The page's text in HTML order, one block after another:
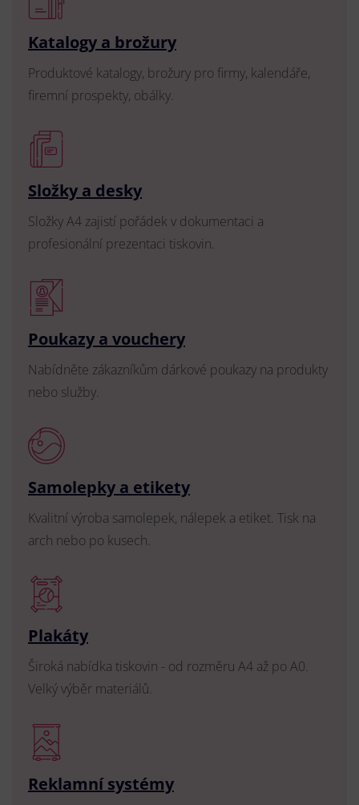
Katalogy a brožury
Produktové katalogy, brožury pro firmy, kalendáře,
firemní prospekty, obálky.
Složky a desky
Složky A4 zajistí pořádek v dokumentaci a
profesionální prezentaci tiskovin.
Poukazy a vouchery
Nabídněte zákazníkům dárkové poukazy na produkty
nebo služby.
Samolepky a etikety
Kvalitní výroba samolepek, nálepek a etiket. Tisk na
arch nebo po kusech.
Plakáty
Široká nabídka tiskovin - od rozměru A4 až po A0.
Velký výběr materiálů.
Reklamní systémy